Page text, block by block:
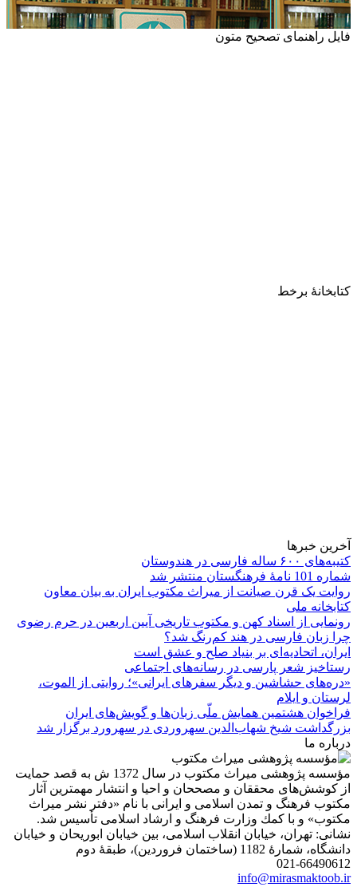
فایل راهنمای تصحیح متون
کتابخانۀ برخط
آخرین خبرها
کتیبه‌های ۶۰۰ ساله فارسی در هندوستان
شماره 101 نامۀ فرهنگستان منتشر شد
روایت یک قرن صیانت از میراث مکتوب ایران به بیان معاون
کتابخانه ملی
رونمایی از اسناد کهن و مکتوب تاریخی آیین اربعین در حرم رضوی
چرا زبان فارسی در هند کم‌رنگ شد؟
ایران، اتحادیه‌ای بر بنیاد صلح و عشق است
رستاخیز شعر پارسی در رسانه‌های اجتماعی
«دره‌های حشاشین و دیگر سفرهای ایرانی»؛ روایتی از الموت،
لرستان و ایلام
فراخوان هشتمین همایش ملّی زبان‌ها و گویش‌های ایران
بزرگداشت شیخ شهاب‌الدین سهروردی در سهرورد برگزار شد
درباره ما
مؤسسه پژوهشی میراث مكتوب در سال 1372 ش به قصد حمایت
از كوشش‌های محققان و مصححان و احیا و انتشار مهمترین آثار
مكتوب فرهنگ و تمدن اسلامی و ایرانی با نام «دفتر نشر میراث
مكتوب» و با كمك وزارت فرهنگ و ارشاد اسلامی تأسیس شد.
نشانی: تهران، خیابان انقلاب اسلامی، بین خیابان ابوریحان و خیابان
دانشگاه، شمارۀ 1182 (ساختمان فروردین)، طبقۀ دوم
021-66490612
info@mirasmaktoob.ir